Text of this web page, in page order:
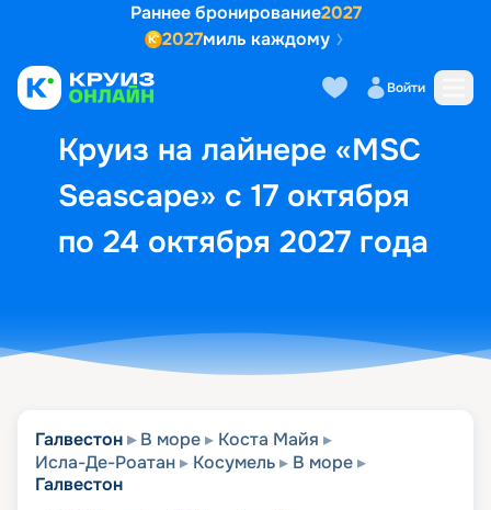
Раннее бронирование2027
2027миль каждому
Войти
Круиз на лайнере «MSC
Seascape» с 17 октября
по 24 октября 2027 года
Выбор кают Маршрут и
Галвестон В море
Коста Майя
Исла-Де-Роатан
Косумель
В море
Галвестон